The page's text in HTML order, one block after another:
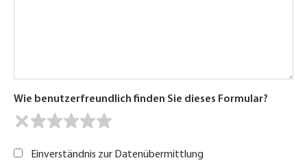
Wie benutzerfreundlich finden Sie dieses Formular?
Einverständnis zur Datenübermittlung